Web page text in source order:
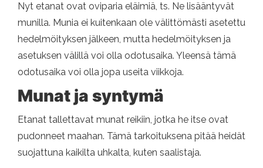
Nyt etanat ovat oviparia eläimiä, ts. Ne lisääntyvät
munilla. Munia ei kuitenkaan ole välittömästi asetettu
hedelmöityksen jälkeen, mutta hedelmöityksen ja
asetuksen välillä voi olla odotusaika. Yleensä tämä
odotusaika voi olla jopa useita viikkoja.
Munat ja syntymä
Etanat tallettavat munat reikiin, jotka he itse ovat
pudonneet maahan. Tämä tarkoituksena pitää heidät
suojattuna kaikilta uhkalta, kuten saalistaja.